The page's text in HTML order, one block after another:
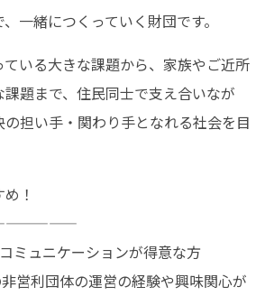
一緒につくっていく財団です。
いる大きな課題から、家族やご近所
題まで、住民同士で支え合いなが
担い手・関わり手となれる社会を目
！
ミュニケーションが得意な方
営利団体の運営の経験や興味関心が